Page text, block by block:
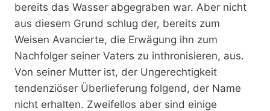
bereits das Wasser abgegraben war. Aber nicht
aus diesem Grund schlug der, bereits zum
Weisen Avancierte, die Erwägung ihn zum
Nachfolger seiner Vaters zu inthronisieren, aus.
Von seiner Mutter ist, der Ungerechtigkeit
tendenziöser Überlieferung folgend, der Name
nicht erhalten. Zweifellos aber sind einige